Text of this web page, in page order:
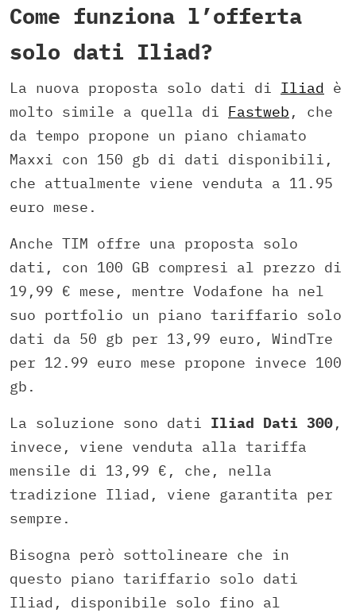
Come funziona l’offerta
solo dati Iliad?
La nuova proposta solo dati di Iliad è
molto simile a quella di Fastweb , che
da tempo propone un piano chiamato
Maxxi con 150 gb di dati disponibili,
che attualmente viene venduta a 11.95
euro mese.
Anche TIM offre una proposta solo
dati, con 100 GB compresi al prezzo di
19,99 € mese, mentre Vodafone ha nel
suo portfolio un piano tariffario solo
dati da 50 gb per 13,99 euro, WindTre
per 12.99 euro mese propone invece 100
gb.
La soluzione sono dati Iliad Dati 300,
invece, viene venduta alla tariffa
mensile di 13,99 €, che, nella
tradizione Iliad, viene garantita per
sempre.
Bisogna però sottolineare che in
questo piano tariffario solo dati
Iliad, disponibile solo fino al